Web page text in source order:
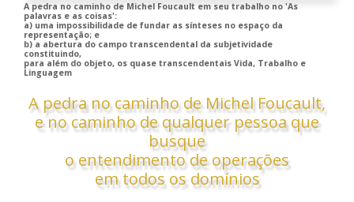
A pedra no caminho de Michel Foucault em seu trabalho no 'As
palavras e as coisas':
a) uma impossibilidade de fundar as sínteses no espaço da
representação; e
b) a abertura do campo transcendental da subjetividade
constituindo,
para além do objeto, os quase transcendentais Vida, Trabalho e
Linguagem
A pedra no caminho de Michel Foucault,
e no caminho de qualquer pessoa que
busque
o entendimento de operações
em todos os domínios